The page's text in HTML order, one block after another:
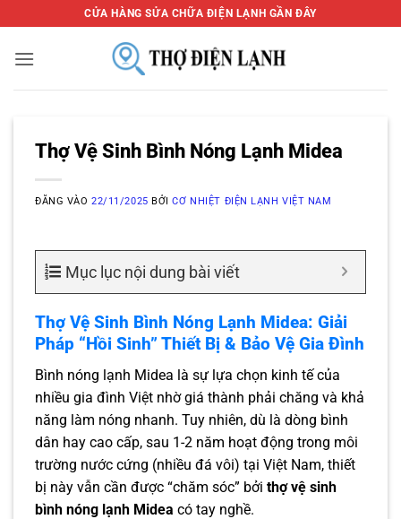
qua
nội
CỬA HÀNG SỬA CHỮA ĐIỆN LẠNH GẦN ĐÂY
Thợ Vệ Sinh Bình Nóng Lạnh Midea
ĐĂNG VÀO22/11/2025 BỞICƠ NHIỆT ĐIỆN LẠNH VIỆT NAM
Mục lục nội dung bài viết
Thợ Vệ Sinh Bình Nóng Lạnh Midea: Giải
Pháp “Hồi Sinh” Thiết Bị & Bảo Vệ Gia Đình
Bình nóng lạnh Midea là sự lựa chọn kinh tế của
nhiều gia đình Việt nhờ giá thành phải chăng và khả
năng làm nóng nhanh. Tuy nhiên, dù là dòng bình
dân hay cao cấp, sau 1-2 năm hoạt động trong môi
trường nước cứng (nhiều đá vôi) tại Việt Nam, thiết
bị này vẫn cần được “chăm sóc” bởi thợ vệ sinh
bình nóng lạnh Midea có tay nghề.